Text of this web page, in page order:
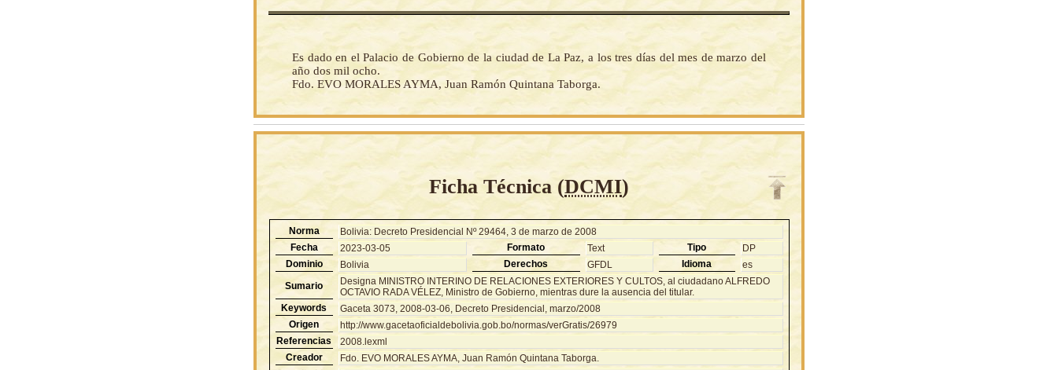
Es dado en el Palacio de Gobierno de la ciudad de La Paz, a los tres días del mes de marzo del
año dos mil ocho.
Fdo. EVO MORALES AYMA, Juan Ramón Quintana Taborga.
Ficha Técnica (DCMI)
Norma
Bolivia: Decreto Presidencial Nº 29464, 3 de marzo de 2008
Fecha
2023-03-05 Formato Text Tipo
DP
Dominio
Bolivia Derechos GFDL Idioma
es
Sumario
Designa MINISTRO INTERINO DE RELACIONES EXTERIORES Y CULTOS, al ciudadano ALFREDO
OCTAVIO RADA VÉLEZ, Ministro de Gobierno, mientras dure la ausencia del titular.
Keywords
Gaceta 3073, 2008-03-06, Decreto Presidencial, marzo/2008
Origen
http://www.gacetaoficialdebolivia.gob.bo/normas/verGratis/26979
Referencias
2008.lexml
Creador
Fdo. EVO MORALES AYMA, Juan Ramón Quintana Taborga.